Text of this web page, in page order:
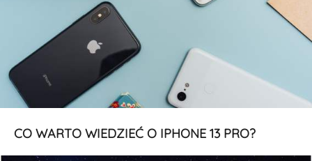
CO WARTO WIEDZIEĆ O IPHONE 13 PRO?